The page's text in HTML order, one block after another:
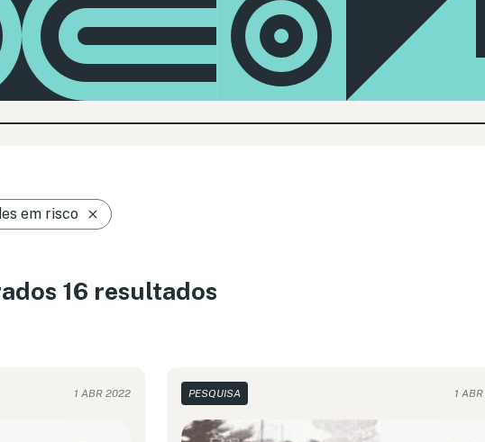
em risco
16 resultados
1 ABR 2022 PESQUISA 1